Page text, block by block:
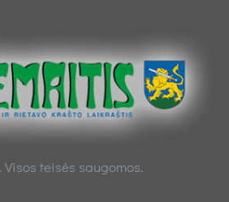
Visos teisės saugomos.